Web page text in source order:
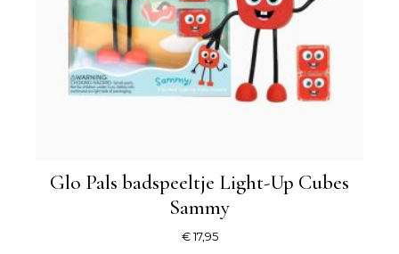
Glo Pals badspeeltje Light-Up Cubes
Sammy
€17,95